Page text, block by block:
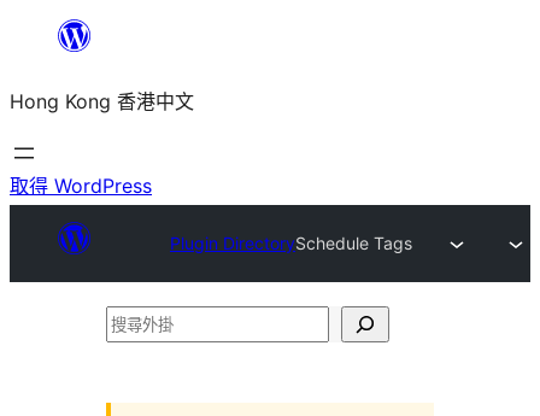
主
要
內
Hong Kong 香港中文
取得 WordPress
Plugin DirectorySchedule Tags
搜